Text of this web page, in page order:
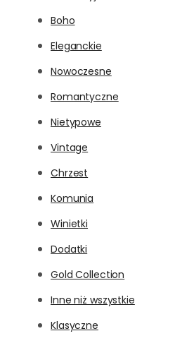
Boho
Eleganckie
Nowoczesne
Romantyczne
Nietypowe
Vintage
Chrzest
Komunia
Winietki
Dodatki
Gold Collection
Inne niż wszystkie
Klasyczne